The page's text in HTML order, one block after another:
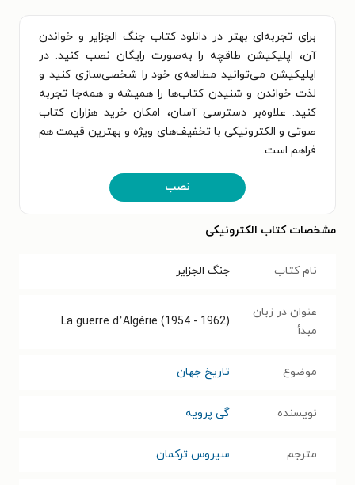
برای تجربه‌ای بهتر در دانلود کتاب جنگ الجزایر و خواندن
آن، اپلیکیشن طاقچه را به‌صورت رایگان نصب کنید. در
اپلیکیشن می‌توانید مطالعه‌ی خود را شخصی‌سازی کنید و
لذت خواندن و شنیدن کتاب‌ها را همیشه و همه‌جا تجربه
کنید. علاوه‌بر دسترسی آسان، امکان خرید هزاران کتاب
صوتی و الکترونیکی با تخفیف‌های ویژه و بهترین قیمت هم
فراهم است.
نصب
مشخصات کتاب الکترونیکی
نام کتاب جنگ الجزایر
عنوان در زبان
مبدأ
La guerre d’Algérie (1954 - 1962)
موضوع تاریخ جهان
نویسنده گی پرویه
مترجم سیروس ترکمان